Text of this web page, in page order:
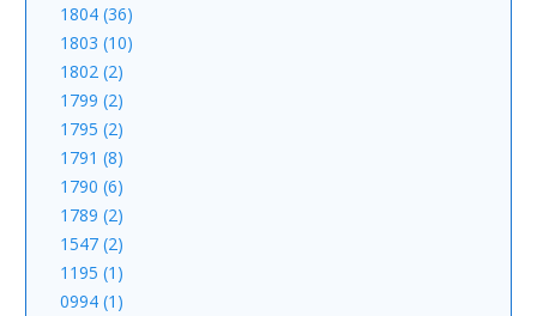
1804 (36)
1803 (10)
1802 (2)
1799 (2)
1795 (2)
1791 (8)
1790 (6)
1789 (2)
1547 (2)
1195 (1)
0994 (1)